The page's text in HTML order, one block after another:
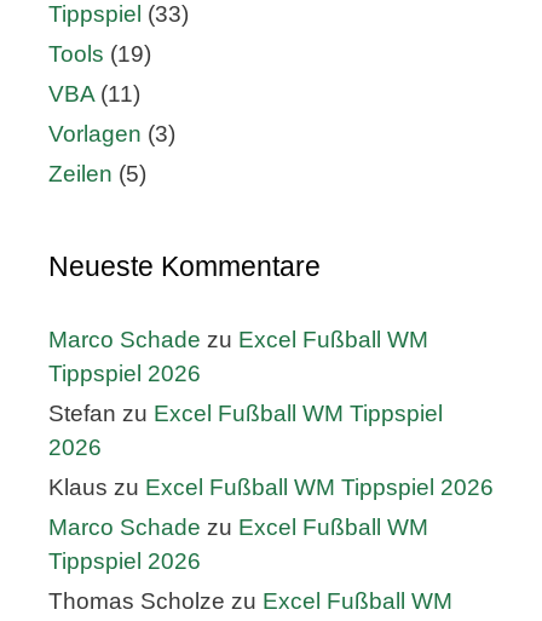
Tippspiel (33)
Tools (19)
VBA(11)
Vorlagen (3)
Zeilen (5)
Neueste Kommentare
Marco Schade zu Excel Fußball WM
Tippspiel 2026
Stefan zu Excel Fußball WM Tippspiel
2026
Klaus zu Excel Fußball WM Tippspiel 2026
Marco Schade zu Excel Fußball WM
Tippspiel 2026
Thomas Scholze zu Excel Fußball WM